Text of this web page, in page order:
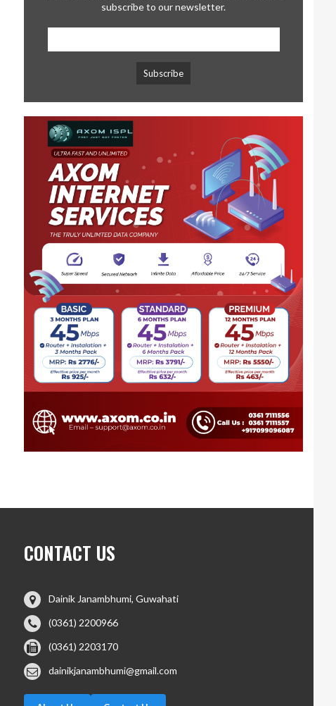
subscribe to our newsletter.
CONTACT US
Dainik Janambhumi, Guwahati
(0361) 2200966
(0361) 2203170
dainikjanambhumi@gmail.com